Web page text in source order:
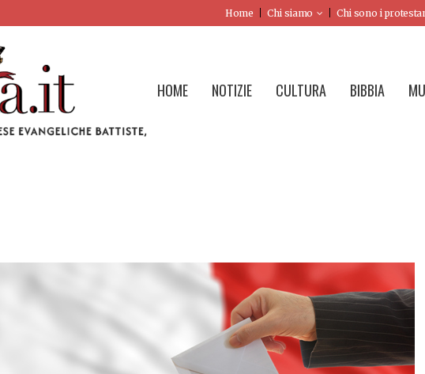
Home Chi siamo Chi sono i
HOME NOTIZIE CULTURA BIBBIA